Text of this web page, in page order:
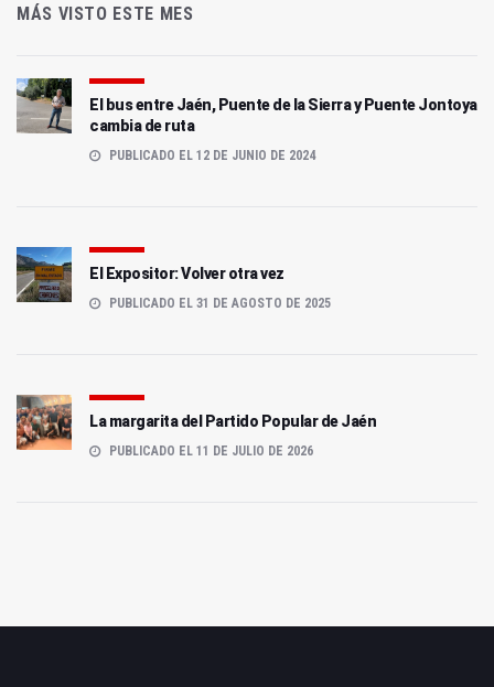
MÁS VISTO ESTE MES
El bus entre Jaén, Puente de la Sierra y Puente Jontoya
cambia de ruta
PUBLICADO EL 12 DE JUNIO DE 2024
El Expositor: Volver otra vez
PUBLICADO EL 31 DE AGOSTO DE 2025
La margarita del Partido Popular de Jaén
PUBLICADO EL 11 DE JULIO DE 2026